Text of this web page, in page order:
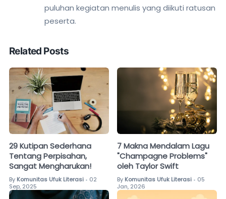
puluhan kegiatan menulis yang diikuti ratusan
peserta.
Related Posts
29 Kutipan Sederhana
Tentang Perpisahan,
Sangat Mengharukan!
By Komunitas Ufuk Literasi • 02
Sep, 2025
7 Makna Mendalam Lagu
"Champagne Problems"
oleh Taylor Swift
By Komunitas Ufuk Literasi • 05
Jan, 2026